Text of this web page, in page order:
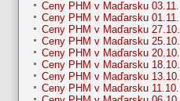
Ceny PHM v Maďarsku 03.11.
Ceny PHM v Maďarsku 01.11.
Ceny PHM v Maďarsku 27.10.
Ceny PHM v Maďarsku 25.10.
Ceny PHM v Maďarsku 20.10.
Ceny PHM v Maďarsku 18.10.
Ceny PHM v Maďarsku 13.10.
Ceny PHM v Maďarsku 11.10.